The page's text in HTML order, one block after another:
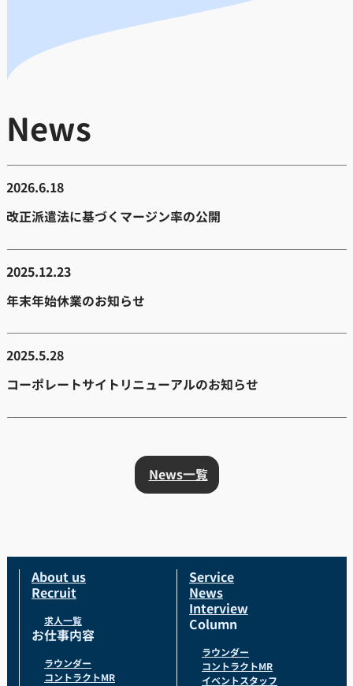
News
2026.6.18
改正派遣法に基づくマージン率の公開
2025.12.23
年末年始休業のお知らせ
2025.5.28
コーポレートサイトリニューアルのお知らせ
News一覧
About us
Recruit
求人一覧
お仕事内容
ラウンダー
コントラクトMR
Service
News
Interview
Column
ラウンダー
コントラクトMR
イベントスタッフ